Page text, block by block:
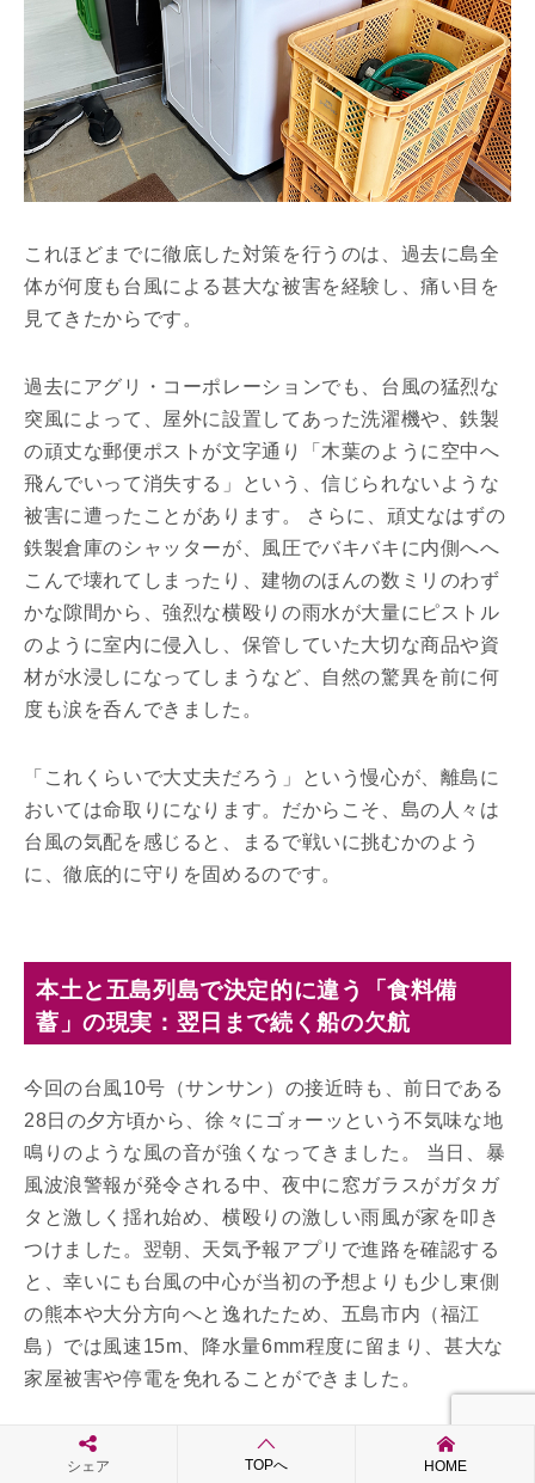
これほどまでに徹底した対策を行うのは、過去に島全
体が何度も台風による甚大な被害を経験し、痛い目を
見てきたからです。
過去にアグリ・コーポレーションでも、台風の猛烈な
突風によって、屋外に設置してあった洗濯機や、鉄製
の頑丈な郵便ポストが文字通り「木葉のように空中へ
飛んでいって消失する」という、信じられないような
被害に遭ったことがあります。 さらに、頑丈なはずの
鉄製倉庫のシャッターが、風圧でバキバキに内側へへ
こんで壊れてしまったり、建物のほんの数ミリのわず
かな隙間から、強烈な横殴りの雨水が大量にピストル
のように室内に侵入し、保管していた大切な商品や資
材が水浸しになってしまうなど、自然の驚異を前に何
度も涙を呑んできました。
「これくらいで大丈夫だろう」という慢心が、離島に
おいては命取りになります。だからこそ、島の人々は
台風の気配を感じると、まるで戦いに挑むかのよう
に、徹底的に守りを固めるのです。
本土と五島列島で決定的に違う「食料備
蓄」の現実：翌日まで続く船の欠航
今回の台風10号（サンサン）の接近時も、前日である
28日の夕方頃から、徐々にゴォーッという不気味な地
鳴りのような風の音が強くなってきました。 当日、暴
風波浪警報が発令される中、夜中に窓ガラスがガタガ
タと激しく揺れ始め、横殴りの激しい雨風が家を叩き
つけました。翌朝、天気予報アプリで進路を確認する
と、幸いにも台風の中心が当初の予想よりも少し東側
の熊本や大分方向へと逸れたため、五島市内（福江
島）では風速15m、降水量6mm程度に留まり、甚大な
家屋被害や停電を免れることができました。
しかし、被害が少なかったからといって、すぐに日常
の生活に戻れるわけではないのが、五島列島の過酷な
シェア TOPへ HOME